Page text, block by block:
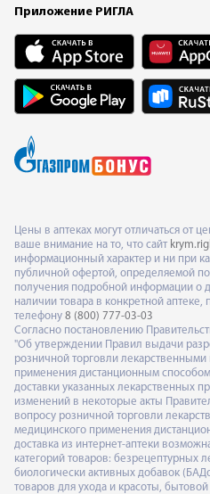
Приложение РИГЛА
Цены в аптеках могут отличаться от
ваше внимание на то, что сайт
информационный характер и ни при
публичной офертой, определяемой
получения подробной информации о
наличии товара в конкретной аптеке,
телефону 8 (800) 777-03-03
Согласно постановлению
"Об утверждении Правил выдачи
розничной торговли
применения дистанционным
доставки указанных лекарственных
изменений в некоторые акты
вопросу розничной торговли
медицинского применения
доставка из интернет-аптеки
категорий товаров: безрецептурных
биологически активных добавок
товаров для ухода и красоты,